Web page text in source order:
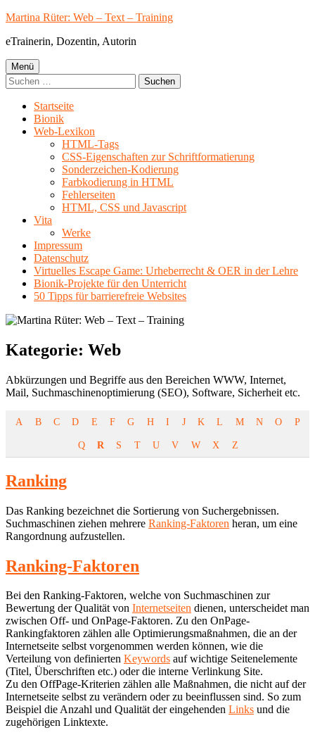
Springe
Inhalt
Martina Rüter: Web – Text – Training
eTrainerin, Dozentin, Autorin
Primäres
Menü
Menü
Suchen
nach:
Startseite
Bionik
Web-Lexikon
HTML-Tags
CSS-Eigenschaften zur Schriftformatierung
Sonderzeichen-Kodierung
Farbkodierung in HTML
Fehlerseiten
HTML, CSS und Javascript
Vita
Werke
Impressum
Datenschutz
Virtuelles Escape Game: Urheberrecht & OER in der Lehre
Bionik-Projekte für den Unterricht
50 Tipps für barrierefreie Websites
Kategorie: Web
Abkürzungen und Begriffe aus den Bereichen WWW, Internet,
Mail, Suchmaschinenoptimierung (SEO), Software, Sicherheit etc.
A B C D E F G H I J K L M N O P
Q R S T U V W X Z
Ranking
Das Ranking bezeichnet die Sortierung von Suchergebnissen.
Suchmaschinen ziehen mehrere Ranking-Faktoren heran, um eine
Rangordnung aufzustellen.
Ranking-Faktoren
Bei den Ranking-Faktoren, welche von Suchmaschinen zur
Bewertung der Qualität von Internetseiten dienen, unterscheidet man
zwischen Off- und OnPage-Faktoren. Zu den OnPage-
Rankingfaktoren zählen alle Optimierungsmaßnahmen, die an der
Internetseite selbst vorgenommen werden können, wie die
Verteilung von definierten Keywords auf wichtige Seitenelemente
(Titel, Überschriften etc.) oder die interne Verlinkung Site.
Zu den OffPage-Kriterien zählen alle Maßnahmen, die nicht auf der
Internetseite selbst zu verändern oder zu beeinflussen sind. So zum
Beispiel die Anzahl und Qualität der eingehenden Links und die
zugehörigen Linktexte.